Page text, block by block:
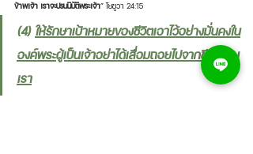
ข้าพเจ้า เราจะปรนนิบัติพระเจ้า” โยชูวา 24:15
(4) ให้รักษาเป้าหมายของชีวิตเอาไว้อย่างมั่นคงใน
องค์พระผู้เป็นเจ้าอย่าได้เสื่อมถอยไปจากชีวิตของ
เรา